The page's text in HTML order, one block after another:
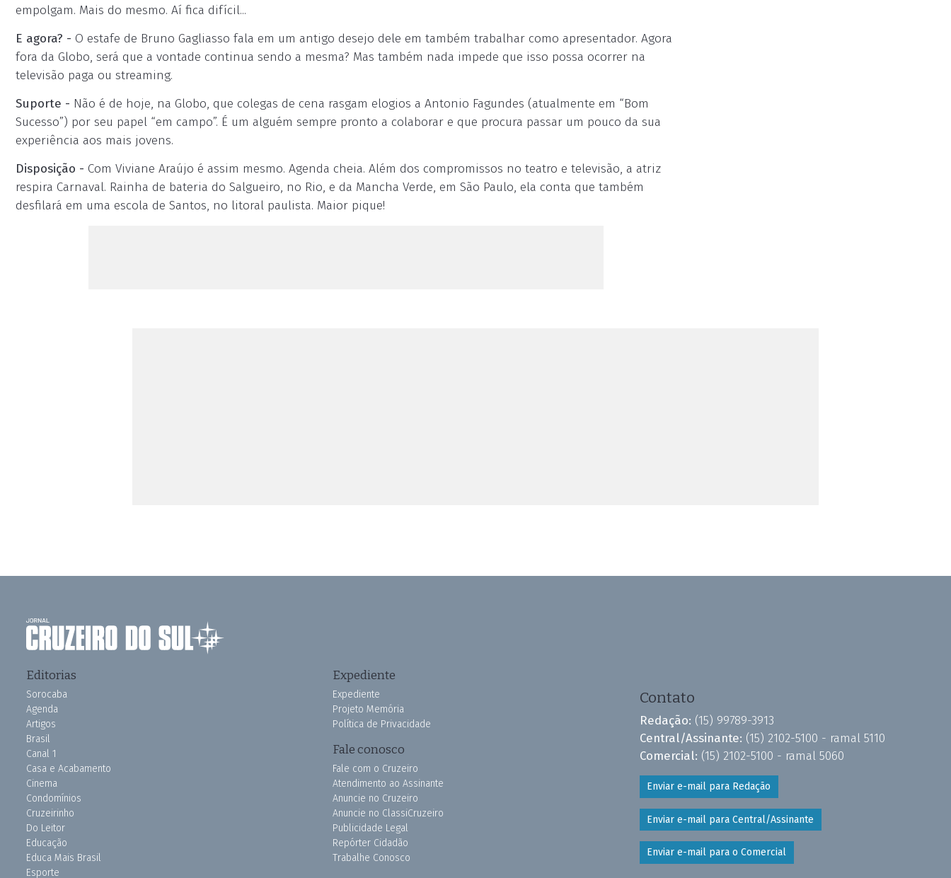
empolgam. Mais do mesmo. Aí fica difícil...
E agora? - O estafe de Bruno Gagliasso fala em um antigo desejo dele em também trabalhar como apresentador. Agora
fora da Globo, será que a vontade continua sendo a mesma? Mas também nada impede que isso possa ocorrer na
televisão paga ou streaming.
Suporte - Não é de hoje, na Globo, que colegas de cena rasgam elogios a Antonio Fagundes (atualmente em “Bom
Sucesso”) por seu papel “em campo”. É um alguém sempre pronto a colaborar e que procura passar um pouco da sua
experiência aos mais jovens.
Disposição - Com Viviane Araújo é assim mesmo. Agenda cheia. Além dos compromissos no teatro e televisão, a atriz
respira Carnaval. Rainha de bateria do Salgueiro, no Rio, e da Mancha Verde, em São Paulo, ela conta que também
desfilará em uma escola de Santos, no litoral paulista. Maior pique!
Editorias
Sorocaba
Agenda
Artigos
Brasil
Canal 1
Casa e Acabamento
Cinema
Condomínios
Cruzeirinho
Do Leitor
Educação
Educa Mais Brasil
Esporte
Expediente
Expediente
Projeto Memória
Política de Privacidade
Fale conosco
Fale com o Cruzeiro
Atendimento ao Assinante
Anuncie no Cruzeiro
Anuncie no ClassiCruzeiro
Publicidade Legal
Repórter Cidadão
Trabalhe Conosco
Contato
Redação: (15) 99789-3913
Central/Assinante: (15) 2102-5100 - ramal 5110
Comercial: (15) 2102-5100 - ramal 5060
Enviar e-mail para Redação
Enviar e-mail para Central/Assinante
Enviar e-mail para o Comercial